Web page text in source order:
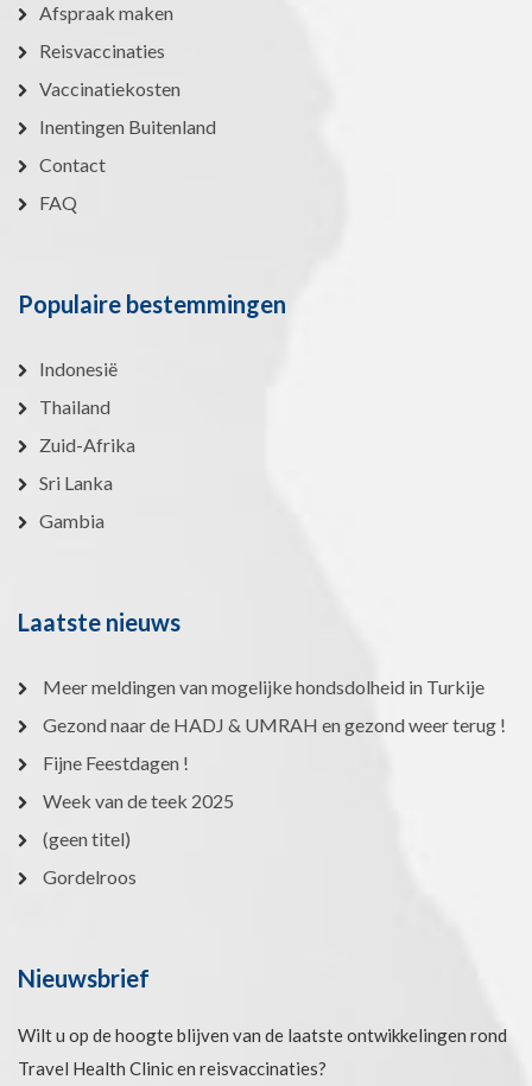
Afspraak maken
Reisvaccinaties
Vaccinatiekosten
Inentingen Buitenland
Contact
FAQ
Populaire bestemmingen
Indonesië
Thailand
Zuid-Afrika
Sri Lanka
Gambia
Laatste nieuws
Meer meldingen van mogelijke hondsdolheid in Turkije
Gezond naar de HADJ & UMRAH en gezond weer terug !
Fijne Feestdagen !
Week van de teek 2025
(geen titel)
Gordelroos
Nieuwsbrief
Wilt u op de hoogte blijven van de laatste ontwikkelingen rond
Travel Health Clinic en reisvaccinaties?